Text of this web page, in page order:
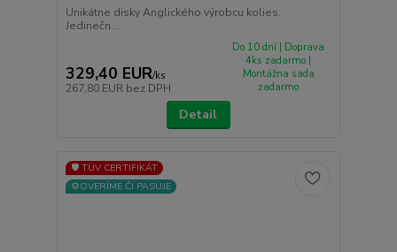
Unikátne disky Anglického výrobcu kolies.
Jedinečn...
329,40 EUR/ks
267,80 EUR bez DPH
Do 10 dní | Doprava
4ks zadarmo |
Montážna sada
zadarmo
Detail
🛡️ TÜV CERTIFIKÁT
⚙️OVERÍME ČI PASUJE